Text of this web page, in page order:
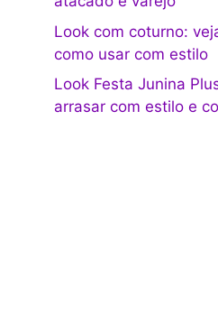
Look com coturno:
como usar com estilo
Look Festa Junina
arrasar com estilo e